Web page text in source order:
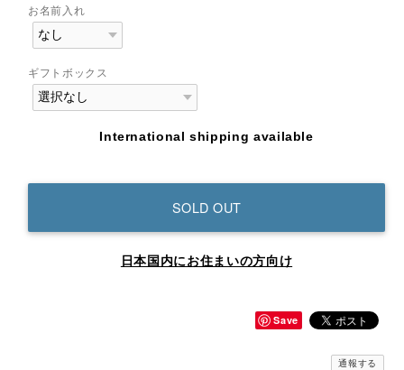
お名前入れ
ギフトボックス
International shipping available
SOLD OUT
日本国内にお住まいの方向け
Save
通報する